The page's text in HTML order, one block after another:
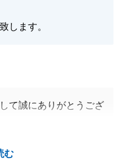
します。
む
て誠にありがとうござ
できて本当にほっとし